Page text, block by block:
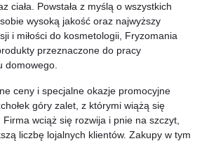
ciała. Powstała z myślą o wszystkich
wysoką jakość oraz najwyższy
i miłości do kosmetologii, Fryzomania
przeznaczone do pracy
domowego.
ceny i specjalne okazje promocyjne
góry zalet, z którymi wiążą się
wciąż się rozwija i pnie na szczyt,
liczbę lojalnych klientów. Zakupy w tym